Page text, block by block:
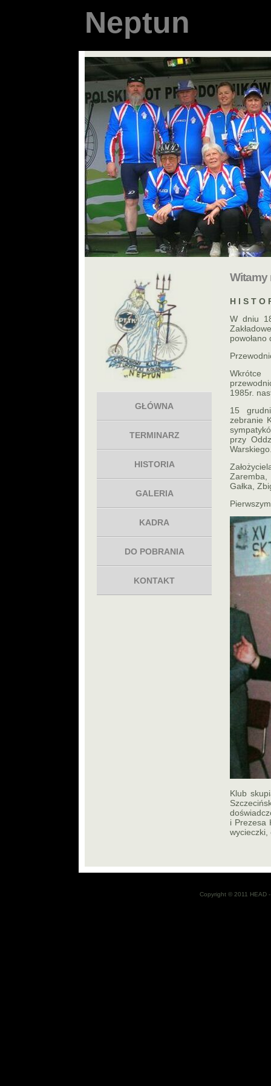
N e p t u n
GŁÓWNA
TERMINARZ
HISTORIA
GALERIA
KADRA
DO POBRANIA
KONTAKT
Witamy
H I S T O
W dniu
Wkrótce
1985r.
15
zebranie
przy
Zaremba,
Gałka,
Klub
i Prezesa
wycieczki,
Copyright © 2011 HEAD